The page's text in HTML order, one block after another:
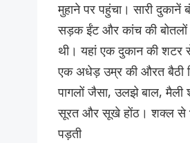
मुहाने पर पहुंचा। सारी दुकानें
सड़क ईंट और कांच की बोतलों
थी। यहां एक दुकान की शटर
एक अधेड़ उम्र की औरत बैठी
पागलों जैसा, उलझे बाल, मैली
सूरत और सूखे होंठ। शक्ल से
पड़ती